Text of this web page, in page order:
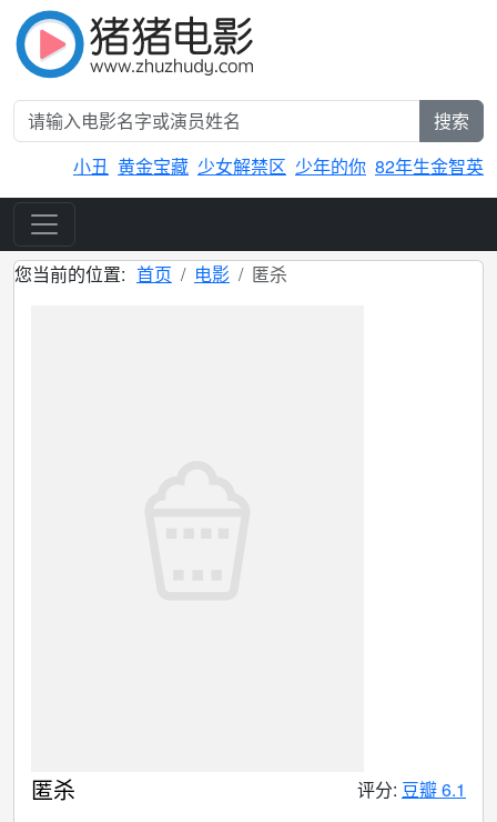
搜索
小丑 黄金宝藏 少女解禁区 少年的你 82年生金智英
您当前的位置: 首页 电影 匿杀
匿杀 评分: 豆瓣 6.1